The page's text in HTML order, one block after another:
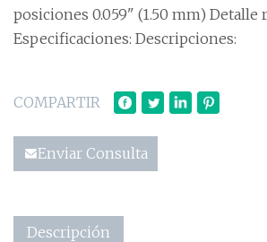
posiciones 0.059" (1.50 mm) Detalle
Especificaciones: Descripciones:
COMPARTIR
Enviar Consulta
Descripción